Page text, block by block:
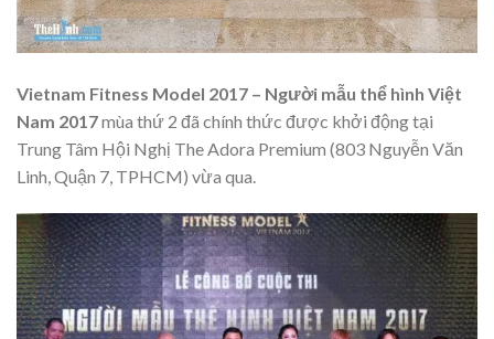
Vietnam Fitness Model 2017 – Người mẫu thể hình Việt
Nam 2017mùa thứ 2 đã chính thức được khởi động tại
Trung Tâm Hội Nghị The Adora Premium (803 Nguyễn Văn
Linh, Quận 7, TPHCM) vừa qua.